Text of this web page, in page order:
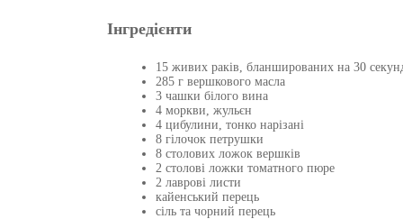
Інгредієнти
15 живих раків, бланшированих на 30
285 г вершкового масла
3 чашки білого вина
4 моркви, жульєн
4 цибулини, тонко нарізані
8 гілочок петрушки
8 столових ложок вершків
2 столові ложки томатного пюре
2 лаврові листи
кайенський перець
сіль та чорний перець